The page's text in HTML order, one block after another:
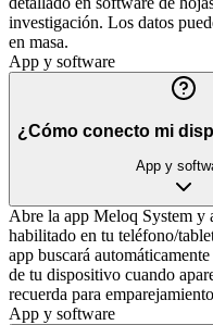
investigación. Los datos
en masa.
App y software
¿Cómo conecto mi
App y
Abre la app Meloq System y
habilitado en tu teléfono/
app buscará
de tu dispositivo cuando
recuerda para
App y software